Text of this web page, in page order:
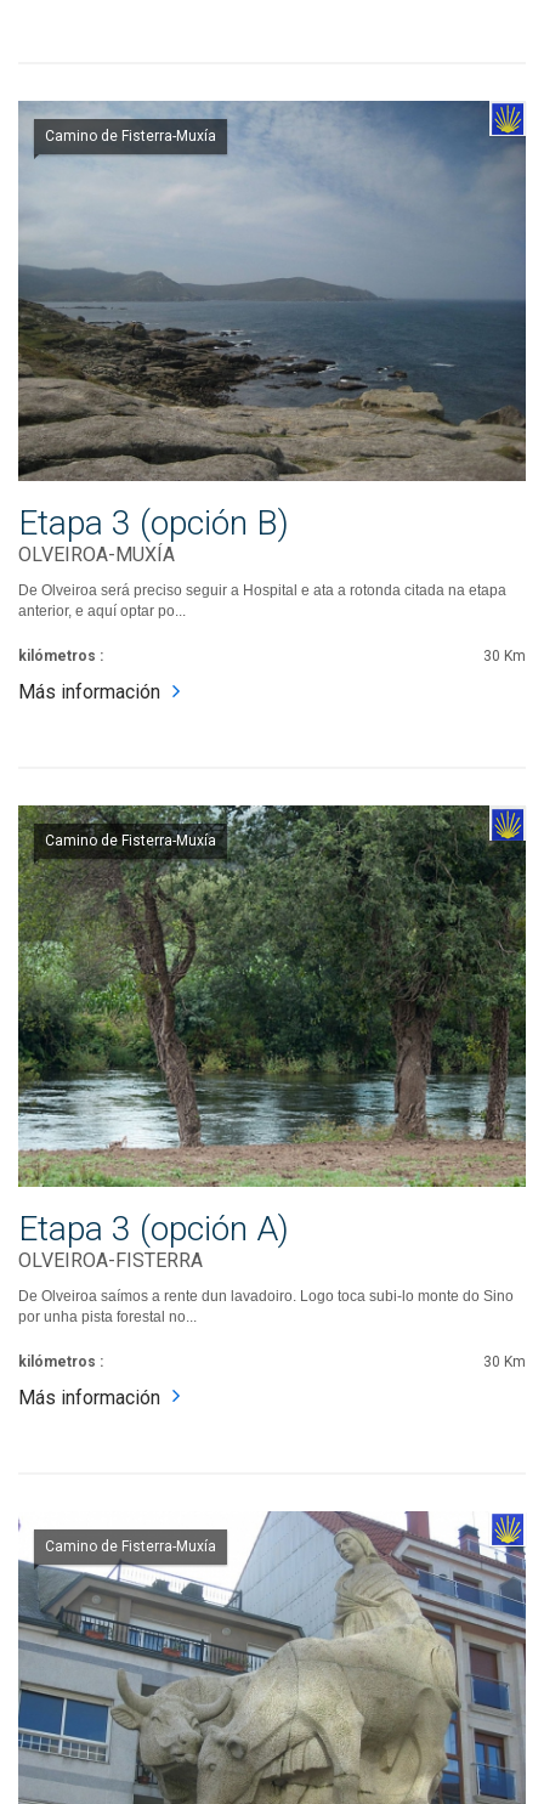
Camino de Fisterra-Muxía
Etapa 3 (opción B)
OLVEIROA-MUXÍA
De Olveiroa será preciso seguir a Hospital e ata a rotonda citada na etapa
anterior, e aquí optar po...
kilómetros : 30 Km
Más información
Camino de Fisterra-Muxía
Etapa 3 (opción A)
OLVEIROA-FISTERRA
De Olveiroa saímos a rente dun lavadoiro. Logo toca subi-lo monte do Sino
por unha pista forestal no...
kilómetros : 30 Km
Más información
Camino de Fisterra-Muxía